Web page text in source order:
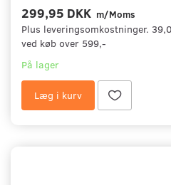
299,95 DKK m/Moms
Plus leveringsomkostninger.
ved køb over 599,-
På lager
Læg i kurv